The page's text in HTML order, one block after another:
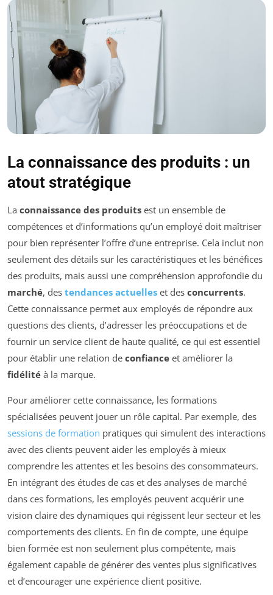
La connaissance des produits : un
atout stratégique
La connaissance des produits est un ensemble de
compétences et d’informations qu’un employé doit maîtriser
pour bien représenter l’offre d’une entreprise. Cela inclut non
seulement des détails sur les caractéristiques et les bénéfices
des produits, mais aussi une compréhension approfondie du
marché, des tendances actuelles et des concurrents.
Cette connaissance permet aux employés de répondre aux
questions des clients, d’adresser les préoccupations et de
fournir un service client de haute qualité, ce qui est essentiel
pour établir une relation de confiance et améliorer la
fidélité à la marque.
Pour améliorer cette connaissance, les formations
spécialisées peuvent jouer un rôle capital. Par exemple, des
sessions de formation pratiques qui simulent des interactions
avec des clients peuvent aider les employés à mieux
comprendre les attentes et les besoins des consommateurs.
En intégrant des études de cas et des analyses de marché
dans ces formations, les employés peuvent acquérir une
vision claire des dynamiques qui régissent leur secteur et les
comportements des clients. En fin de compte, une équipe
bien formée est non seulement plus compétente, mais
également capable de générer des ventes plus significatives
et d’encourager une expérience client positive.